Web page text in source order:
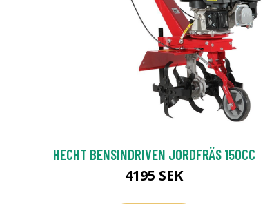
HECHT BENSINDRIVEN JORDFRÄS 150CC
4195 SEK